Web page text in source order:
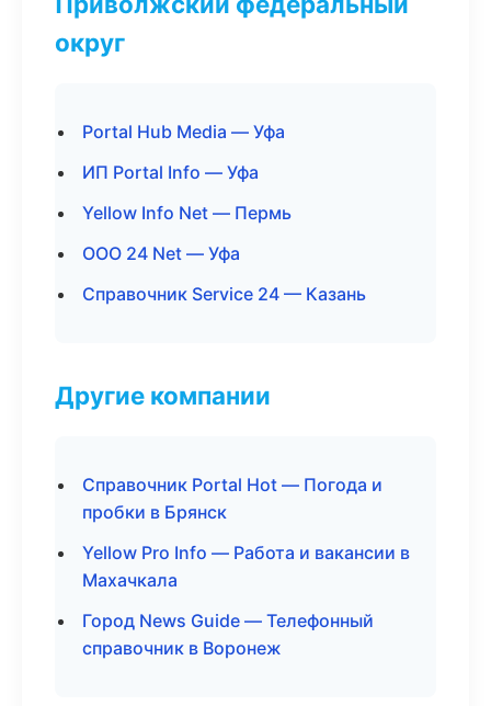
округ
Portal Hub Media — Уфа
ИП Portal Info — Уфа
Yellow Info Net — Пермь
ООО 24 Net — Уфа
Справочник Service 24 — Казань
Другие компании
Справочник Portal Hot — Погода и
пробки в Брянск
Yellow Pro Info — Работа и вакансии в
Махачкала
Город News Guide — Телефонный
справочник в Воронеж